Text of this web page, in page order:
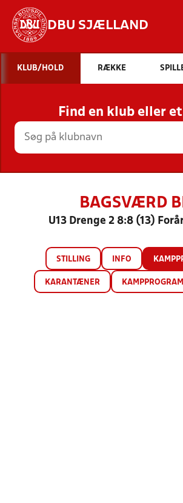
DBU SJÆLLAND
INDHOLD
STILLINGER, RESULTATER,
HOLD
KLUB/HOLD RÆKKE
Find en klub eller
BAGSVÆRD
U13 Drenge 2 8:8 (13)
STILLING INFO
KARANTÆNER